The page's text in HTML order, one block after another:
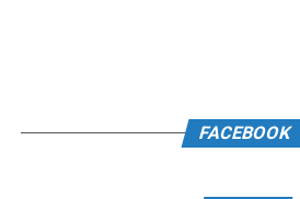
FACEBOOK